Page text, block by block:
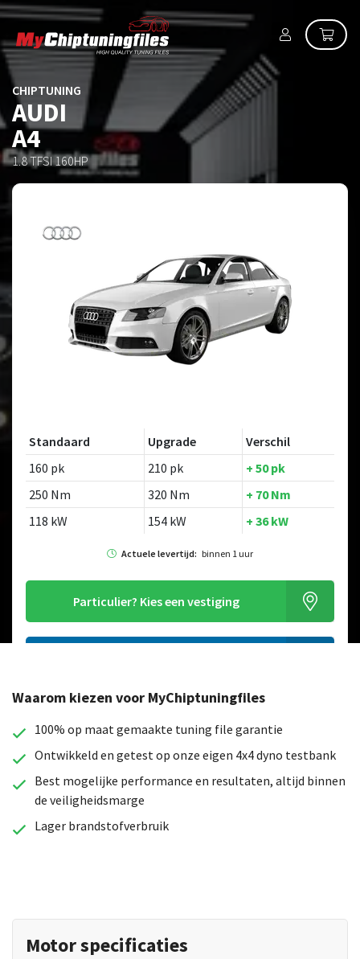
CHIPTUNING
AUDI
A4
1.8 TFSI 160HP
Standaard Upgrade
Verschil
160 pk
210 pk
+ 50 pk
250 Nm
320 Nm
+ 70 Nm
118 kW
154 kW + 36 kW
Actuele levertijd: binnen 1 uur
Particulier? Kies een vestiging
Op zoek naar een ander model?
Waarom kiezen voor MyChiptuningfiles
100% op maat gemaakte tuning file garantie
Ontwikkeld en getest op onze eigen 4x4 dyno testbank
Best mogelijke performance en resultaten, altijd binnen
de veiligheidsmarge
Lager brandstofverbruik
Motor specificaties